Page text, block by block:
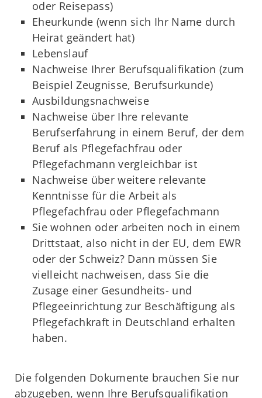
oder Reisepass)
Eheurkunde (wenn sich Ihr Name durch
Heirat geändert hat)
Lebenslauf
Nachweise Ihrer Berufsqualifikation (zum
Beispiel Zeugnisse, Berufsurkunde)
Ausbildungsnachweise
Nachweise über Ihre relevante
Berufserfahrung in einem Beruf, der dem
Beruf als Pflegefachfrau oder
Pflegefachmann vergleichbar ist
Nachweise über weitere relevante
Kenntnisse für die Arbeit als
Pflegefachfrau oder Pflegefachmann
Sie wohnen oder arbeiten noch in einem
Drittstaat, also nicht in der EU, dem EWR
oder der Schweiz? Dann müssen Sie
vielleicht nachweisen, dass Sie die
Zusage einer Gesundheits- und
Pflegeeinrichtung zur Beschäftigung als
Pflegefachkraft in Deutschland erhalten
haben.
Die folgenden Dokumente brauchen Sie nur
abzugeben, wenn Ihre Berufsqualifikation